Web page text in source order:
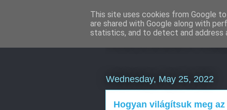
Mercedes
Wednesday, May 25, 2022
Hogyan világítsuk meg
This site uses cookies from Google
are shared with Google along with
statistics, and to detect and address